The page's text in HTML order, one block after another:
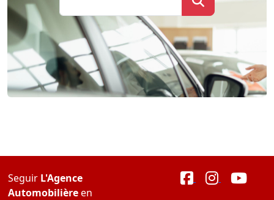
Seguir L'Agence
Automobilièreen